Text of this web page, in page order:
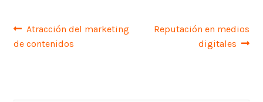
Navegación
de
Anterior:
Atracción del marketing
de contenidos
Siguiente:
Reputación en medios
digitales